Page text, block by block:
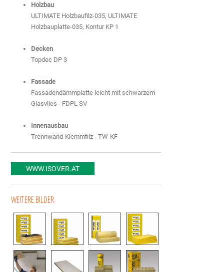
Holzbau
ULTIMATE Holzbaufilz-035, ULTIMATE
Holzbauplatte-035, Kontur KP 1
Decken
Topdec DP 3
Fassade
Fassadendämmplatte leicht mit schwarzem
Glasvlies - FDPL SV
Innenausbau
Trennwand-Klemmfilz - TW-KF
WWW.ISOVER.AT
WEITERE BILDER